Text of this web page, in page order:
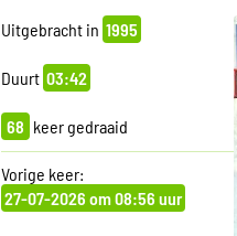
Uitgebracht in 1995
Duurt 03:42
68 keer gedraaid
Vorige keer:
27-07-2026 om 08:56 uur